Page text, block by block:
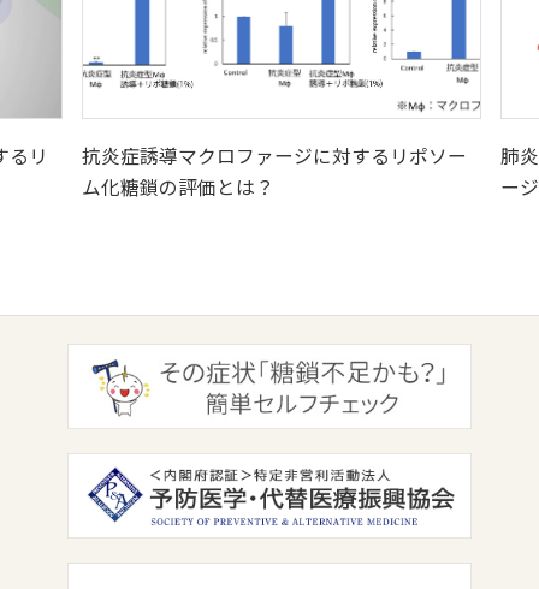
るリ
抗炎症誘導マクロファージに対するリポソー
ム化糖鎖の評価とは？
肺
ー